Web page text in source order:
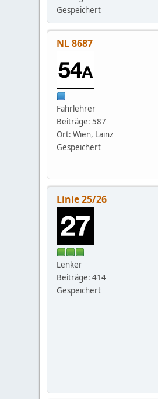
Gespeichert
NL 8687
Fahrlehrer
Beiträge: 587
Ort: Wien, Lainz
Gespeichert
Linie 25/26
Lenker
Beiträge: 414
Gespeichert